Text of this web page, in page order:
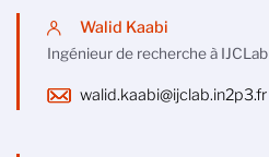
Walid Kaabi
Ingénieur de recherche à IJCLab
walid.kaabi@ijclab.in2p3.fr